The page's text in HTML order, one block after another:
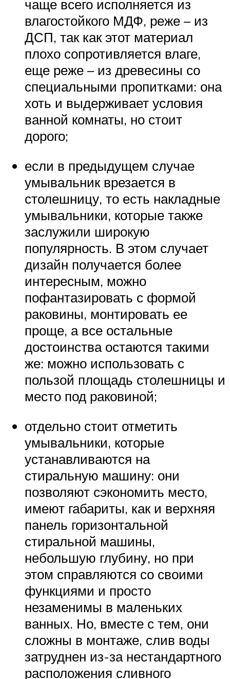
чаще всего исполняется из
влагостойкого МДФ, реже – из
ДСП, так как этот материал
плохо сопротивляется влаге,
еще реже – из древесины со
специальными пропитками: она
хоть и выдерживает условия
ванной комнаты, но стоит
дорого;
если в предыдущем случае
умывальник врезается в
столешницу, то есть накладные
умывальники, которые также
заслужили широкую
популярность. В этом случает
дизайн получается более
интересным, можно
пофантазировать с формой
раковины, монтировать ее
проще, а все остальные
достоинства остаются такими
же: можно использовать с
пользой площадь столешницы и
место под раковиной;
отдельно стоит отметить
умывальники, которые
устанавливаются на
стиральную машину: они
позволяют сэкономить место,
имеют габариты, как и верхняя
панель горизонтальной
стиральной машины,
небольшую глубину, но при
этом справляются со своими
функциями и просто
незаменимы в маленьких
ванных. Но, вместе с тем, они
сложны в монтаже, слив воды
затруднен из-за нестандартного
расположения сливного